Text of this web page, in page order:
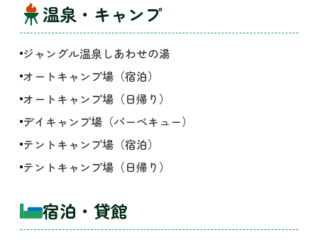
温泉・キャンプ
ジャングル温泉しあわせの湯
オートキャンプ場（宿泊）
オートキャンプ場（日帰り）
デイキャンプ場（バーベキュー）
テントキャンプ場（宿泊）
テントキャンプ場（日帰り）
宿泊・貸館